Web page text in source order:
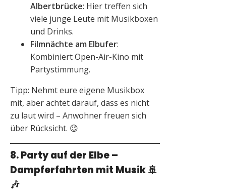
Albertbrücke: Hier treffen sich
viele junge Leute mit Musikboxen
und Drinks.
Filmnächte am Elbufer:
Kombiniert Open-Air-Kino mit
Partystimmung.
Tipp: Nehmt eure eigene Musikbox
mit, aber achtet darauf, dass es nicht
zu laut wird – Anwohner freuen sich
über Rücksicht. 😉
8. Party auf der Elbe –
Dampferfahrten mit Musik🚢
🎶